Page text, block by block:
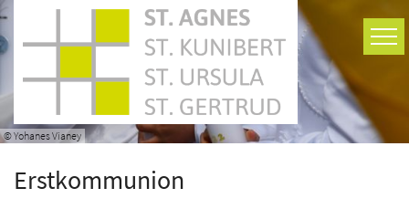
Zum Inhalt springen
© Yohanes Vianey
Erstkommunion